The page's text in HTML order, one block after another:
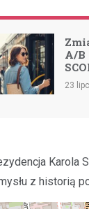
A/B
23
Karola
z historią